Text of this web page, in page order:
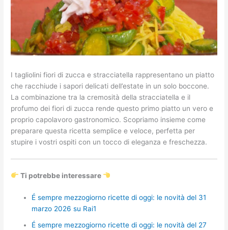
I tagliolini fiori di zucca e stracciatella rappresentano un piatto
che racchiude i sapori delicati dell’estate in un solo boccone.
La combinazione tra la cremosità della stracciatella e il
profumo dei fiori di zucca rende questo primo piatto un vero e
proprio capolavoro gastronomico. Scopriamo insieme come
preparare questa ricetta semplice e veloce, perfetta per
stupire i vostri ospiti con un tocco di eleganza e freschezza.
Ti potrebbe interessare
É sempre mezzogiorno ricette di oggi: le novità del 31
marzo 2026 su Rai1
É sempre mezzogiorno ricette di oggi: le novità del 27